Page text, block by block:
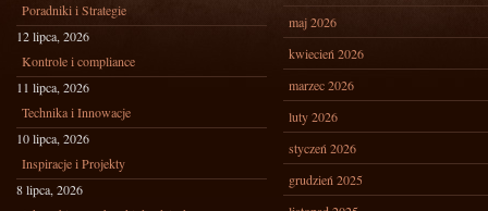
Poradniki i Strategie
12 lipca, 2026
Kontrole i compliance
11 lipca, 2026
Technika i Innowacje
10 lipca, 2026
Inspiracje i Projekty
8 lipca, 2026
maj 2026
kwiecień 2026
marzec 2026
luty 2026
styczeń 2026
grudzień 2025